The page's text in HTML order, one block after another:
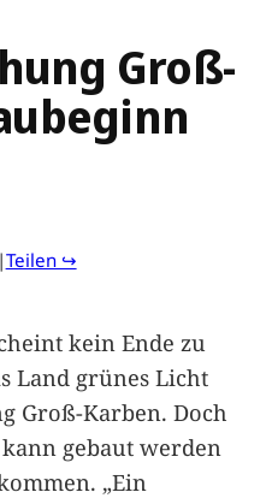
Groß-
Teilen ↪
kein Ende zu
Land grünes Licht
Groß-Karben. Doch
gebaut werden
„Ein